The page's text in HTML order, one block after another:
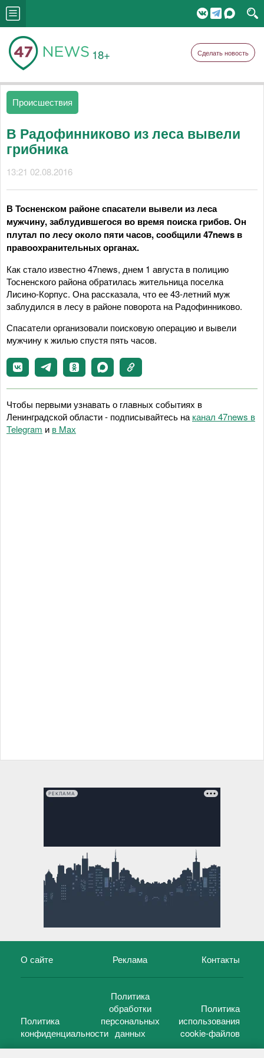
18+ Сделать новость
Происшествия
В Радофинниково из леса вывели
грибника
13:21 02.08.2016
В Тосненском районе спасатели вывели из леса
мужчину, заблудившегося во время поиска грибов. Он
плутал по лесу около пяти часов, сообщили 47news в
правоохранительных органах.
Как стало известно 47news, днем 1 августа в полицию
Тосненского района обратилась жительница поселка
Лисино-Корпус. Она рассказала, что ее 43-летний муж
заблудился в лесу в районе поворота на Радофинниково.
Спасатели организовали поисковую операцию и вывели
мужчину к жилью спустя пять часов.
Чтобы первыми узнавать о главных событиях в
Ленинградской области - подписывайтесь на канал 47news в
Telegram и в Maх
РЕКЛАМА
О сайте Реклама Контакты
Политика
конфиденциальности
Политика
обработки
персональных
данных
Политика
использования
cookie-файлов